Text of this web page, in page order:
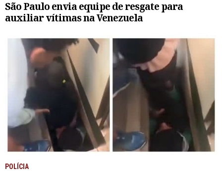
São Paulo envia equipe de resgate para
auxiliar vítimas na Venezuela
POLÍCIA